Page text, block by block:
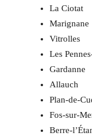
La Ciotat
Marignane
Vitrolles
Les
Gardanne
Allauch
Plan-de-
Fos-sur-
Berre-